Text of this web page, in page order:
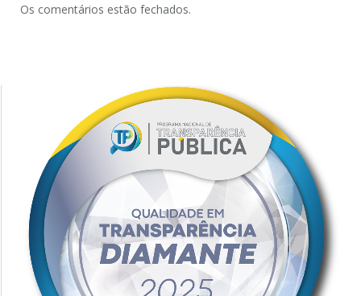
Os comentários estão fechados.